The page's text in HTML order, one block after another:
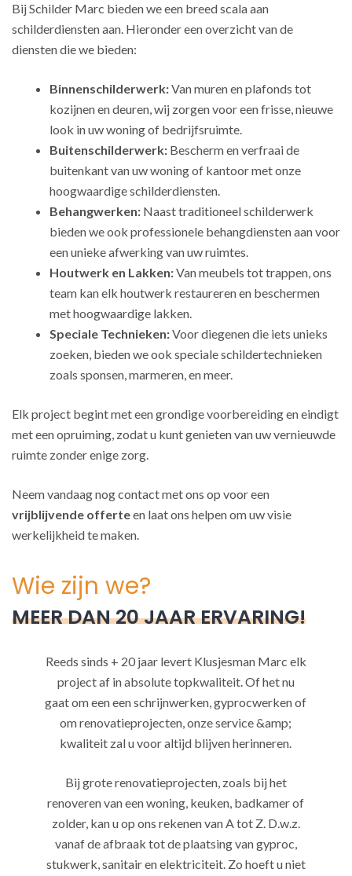
Bij Schilder Marc bieden we een breed scala aan
schilderdiensten aan. Hieronder een overzicht van de
diensten die we bieden:
Binnenschilderwerk:Van muren en plafonds tot
kozijnen en deuren, wij zorgen voor een frisse, nieuwe
look in uw woning of bedrijfsruimte.
Buitenschilderwerk: Bescherm en verfraai de
buitenkant van uw woning of kantoor met onze
hoogwaardige schilderdiensten.
Behangwerken: Naast traditioneel schilderwerk
bieden we ook professionele behangdiensten aan voor
een unieke afwerking van uw ruimtes.
Houtwerk en Lakken:Van meubels tot trappen, ons
team kan elk houtwerk restaureren en beschermen
met hoogwaardige lakken.
Speciale Technieken:Voor diegenen die iets unieks
zoeken, bieden we ook speciale schildertechnieken
zoals sponsen, marmeren, en meer.
Elk project begint met een grondige voorbereiding en eindigt
met een opruiming, zodat u kunt genieten van uw vernieuwde
ruimte zonder enige zorg.
Neem vandaag nog contact met ons op voor een
vrijblijvende offerteen laat ons helpen om uw visie
werkelijkheid te maken.
Wie zijn we?
MEER DAN 20 JAAR ERVARING!
Reeds sinds + 20 jaar levert Klusjesman Marc elk
project af in absolute topkwaliteit. Of het nu
gaat om een een schrijnwerken, gyprocwerken of
om renovatieprojecten, onze service &amp;
kwaliteit zal u voor altijd blijven herinneren.
Bij grote renovatieprojecten, zoals bij het
renoveren van een woning, keuken, badkamer of
zolder, kan u op ons rekenen van A tot Z. D.w.z.
vanaf de afbraak tot de plaatsing van gyproc,
stukwerk, sanitair en elektriciteit. Zo hoeft u niet